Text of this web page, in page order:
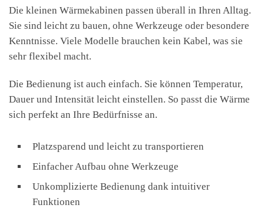
Die kleinen Wärmekabinen passen überall in Ihren Alltag.
Sie sind leicht zu bauen, ohne Werkzeuge oder besondere
Kenntnisse. Viele Modelle brauchen kein Kabel, was sie
sehr flexibel macht.
Die Bedienung ist auch einfach. Sie können Temperatur,
Dauer und Intensität leicht einstellen. So passt die Wärme
sich perfekt an Ihre Bedürfnisse an.
Platzsparend und leicht zu transportieren
Einfacher Aufbau ohne Werkzeuge
Unkomplizierte Bedienung dank intuitiver
Funktionen